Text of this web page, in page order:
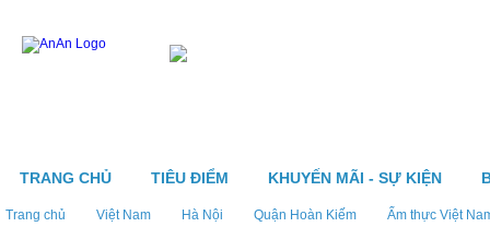
TRANG CHỦ TIÊU ĐIỂM KHUYẾN MÃI - SỰ KIỆN
Trang chủ Việt Nam Hà Nội Quận Hoàn Kiếm Ẩm thực Việt